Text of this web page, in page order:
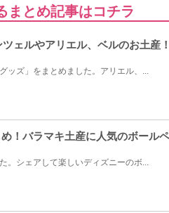
まとめ記事はコチラ
ェルやアリエル、ベルのお土産
ッズ」をまとめました。アリエル、...
！バラマキ土産に人気のボール
。シェアして楽しいディズニーのボ...